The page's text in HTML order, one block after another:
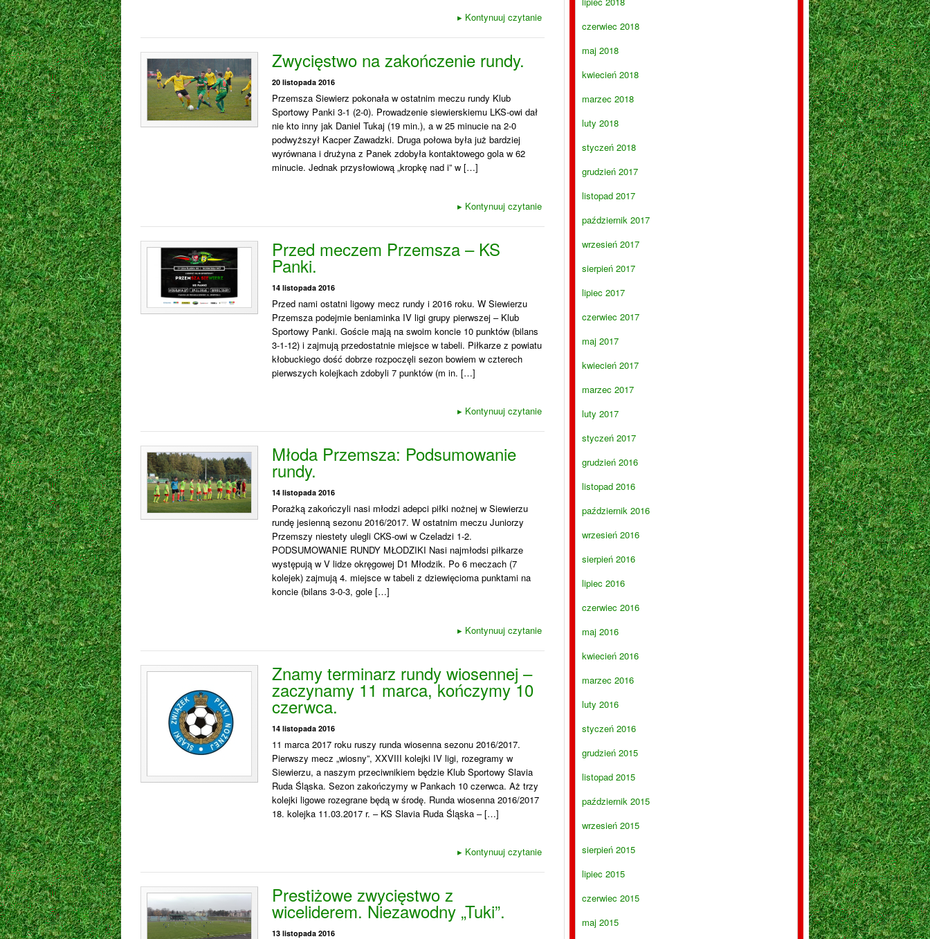
▸ Kontynuuj czytanie
Zwycięstwo na zakończenie rundy.
20 listopada 2016
Przemsza Siewierz pokonała w ostatnim meczu rundy Klub
Sportowy Panki 3-1 (2-0). Prowadzenie siewierskiemu LKS-owi dał
nie kto inny jak Daniel Tukaj (19 min.), a w 25 minucie na 2-0
podwyższył Kacper Zawadzki. Druga połowa była już bardziej
wyrównana i drużyna z Panek zdobyła kontaktowego gola w 62
minucie. Jednak przysłowiową „kropkę nad i” w […]
▸ Kontynuuj czytanie
Przed meczem Przemsza – KS
Panki.
14 listopada 2016
Przed nami ostatni ligowy mecz rundy i 2016 roku. W Siewierzu
Przemsza podejmie beniaminka IV ligi grupy pierwszej – Klub
Sportowy Panki. Goście mają na swoim koncie 10 punktów (bilans
3-1-12) i zajmują przedostatnie miejsce w tabeli. Piłkarze z powiatu
kłobuckiego dość dobrze rozpoczęli sezon bowiem w czterech
pierwszych kolejkach zdobyli 7 punktów (m in. […]
▸ Kontynuuj czytanie
Młoda Przemsza: Podsumowanie
rundy.
14 listopada 2016
Porażką zakończyli nasi młodzi adepci piłki nożnej w Siewierzu
rundę jesienną sezonu 2016/2017. W ostatnim meczu Juniorzy
Przemszy niestety ulegli CKS-owi w Czeladzi 1-2.
PODSUMOWANIE RUNDY MŁODZIKI Nasi najmłodsi piłkarze
występują w V lidze okręgowej D1 Młodzik. Po 6 meczach (7
kolejek) zajmują 4. miejsce w tabeli z dziewięcioma punktami na
koncie (bilans 3-0-3, gole […]
▸ Kontynuuj czytanie
Znamy terminarz rundy wiosennej –
zaczynamy 11 marca, kończymy 10
czerwca.
14 listopada 2016
11 marca 2017 roku ruszy runda wiosenna sezonu 2016/2017.
Pierwszy mecz „wiosny”, XXVIII kolejki IV ligi, rozegramy w
Siewierzu, a naszym przeciwnikiem będzie Klub Sportowy Slavia
Ruda Śląska. Sezon zakończymy w Pankach 10 czerwca. Aż trzy
kolejki ligowe rozegrane będą w środę. Runda wiosenna 2016/2017
18. kolejka 11.03.2017 r. – KS Slavia Ruda Śląska – […]
▸ Kontynuuj czytanie
Prestiżowe zwycięstwo z
wiceliderem. Niezawodny „Tuki”.
13 listopada 2016
czerwiec 2018
maj 2018
kwiecień 2018
marzec 2018
luty 2018
styczeń 2018
grudzień 2017
listopad 2017
październik 2017
wrzesień 2017
sierpień 2017
lipiec 2017
czerwiec 2017
maj 2017
kwiecień 2017
marzec 2017
luty 2017
styczeń 2017
grudzień 2016
listopad 2016
październik 2016
wrzesień 2016
sierpień 2016
lipiec 2016
czerwiec 2016
maj 2016
kwiecień 2016
marzec 2016
luty 2016
styczeń 2016
grudzień 2015
listopad 2015
październik 2015
wrzesień 2015
sierpień 2015
lipiec 2015
czerwiec 2015
maj 2015